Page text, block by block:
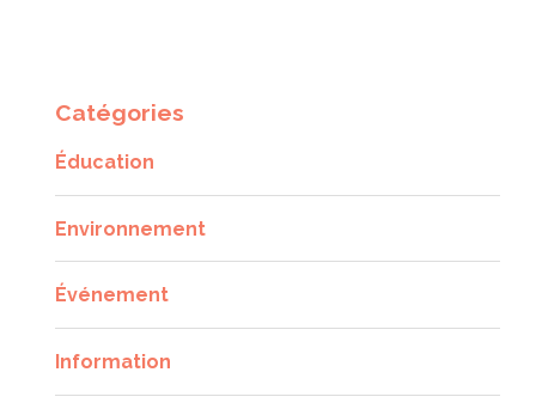
Catégories
Éducation
Environnement
Événement
Information